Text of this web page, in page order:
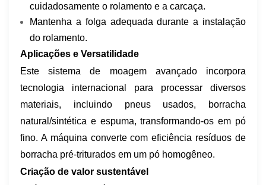
cuidadosamente o rolamento e a carcaça.
Mantenha a folga adequada durante a instalação
do rolamento.
Aplicações e Versatilidade
Este sistema de moagem avançado incorpora
tecnologia internacional para processar diversos
materiais, incluindo pneus usados, borracha
natural/sintética e espuma, transformando-os em pó
fino. A máquina converte com eficiência resíduos de
borracha pré-triturados em um pó homogêneo.
Criação de valor sustentável